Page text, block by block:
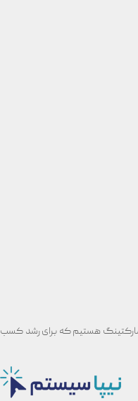
هستیم که برای رشد کسب